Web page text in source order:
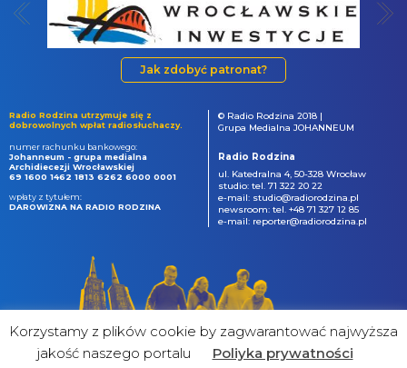
Jak zdobyć patronat?
Radio Rodzina utrzymuje się z
dobrowolnych wpłat radiosłuchaczy.
numer rachunku bankowego:
Johanneum - grupa medialna
Archidiecezji Wrocławskiej
69 1600 1462 1813 6262 6000 0001
wpłaty z tytułem:
DAROWIZNA NA RADIO RODZINA
© Radio Rodzina 2018 |
Grupa Medialna JOHANNEUM
Radio Rodzina
ul. Katedralna 4, 50-328 Wrocław
studio: tel. 71 322 20 22
e-mail: studio@radiorodzina.pl
newsroom: tel. +48 71 327 12 85
e-mail: reporter@radiorodzina.pl
Korzystamy z plików cookie by zagwarantować najwyższa
jakość naszego portalu
Poliyka prywatności